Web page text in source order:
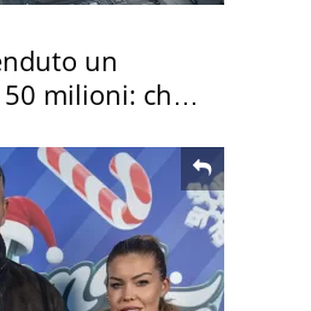
un
50 milioni: chi